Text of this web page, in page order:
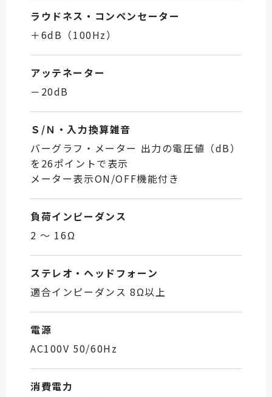
ラウドネス・コンペンセーター
＋6dB（100Hz）
アッテネーター
－20dB
Ｓ/Ｎ・入力換算雑音
バーグラフ・メーター 出力の電圧値（dB）
を26ポイントで表示
メーター表示ON/OFF機能付き
負荷インピーダンス
2 ～ 16Ω
ステレオ・ヘッドフォーン
適合インピーダンス 8Ω以上
電源
AC100V 50/60Hz
消費電力